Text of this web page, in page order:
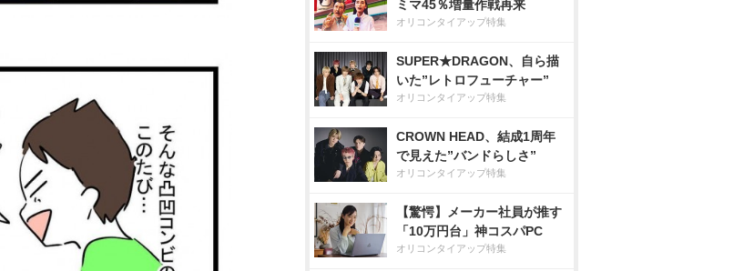
ミマ45％増量作戦再来
オリコンタイアップ特集
SUPER★DRAGON、自ら描
いた”レトロフューチャー”
オリコンタイアップ特集
CROWN HEAD、結成1周年
で見えた”バンドらしさ”
オリコンタイアップ特集
【驚愕】メーカー社員が推す
「10万円台」神コスパPC
オリコンタイアップ特集